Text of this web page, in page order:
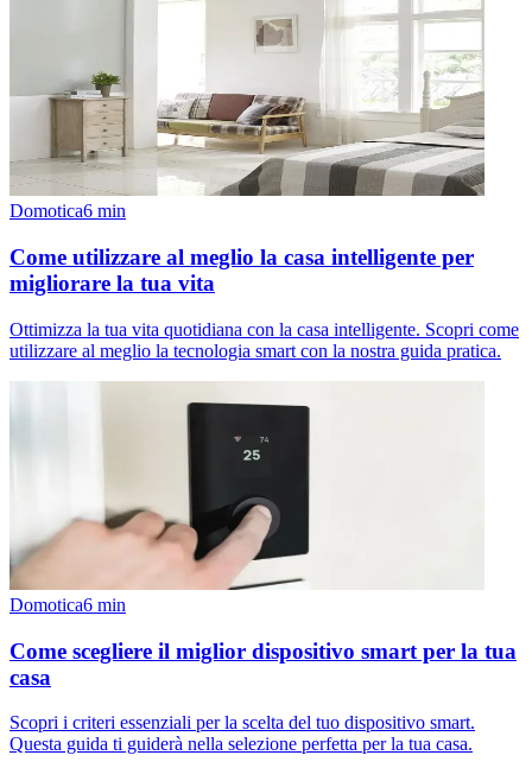
Domotica6 min
Come utilizzare al meglio la casa intelligente per
migliorare la tua vita
Ottimizza la tua vita quotidiana con la casa intelligente. Scopri come
utilizzare al meglio la tecnologia smart con la nostra guida pratica.
Domotica6 min
Come scegliere il miglior dispositivo smart per la tua
casa
Scopri i criteri essenziali per la scelta del tuo dispositivo smart.
Questa guida ti guiderà nella selezione perfetta per la tua casa.